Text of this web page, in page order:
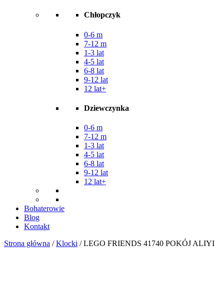
Chłopczyk
0-6 m
7-12 m
1-3 lat
4-5 lat
6-8 lat
9-12 lat
12 lat+
Dziewczynka
0-6 m
7-12 m
1-3 lat
4-5 lat
6-8 lat
9-12 lat
12 lat+
Bohaterowie
Blog
Kontakt
Strona główna /Klocki / LEGO FRIENDS 41740 POKÓJ ALIYI